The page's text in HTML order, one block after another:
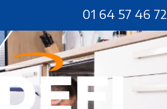
01 64 57 46 72